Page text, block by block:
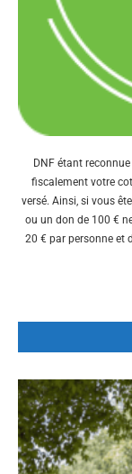
DNF étant
fiscalement votre
versé. Ainsi, si vous
ou un don de 100 €
20 € par personne et